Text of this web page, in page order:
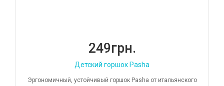
249грн.
Детский горшок Рasha
Эргономичный, устойчивый горшок Рasha от итальянского